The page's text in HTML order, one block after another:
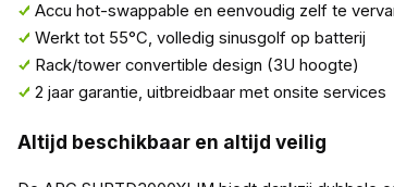
Accu hot-swappable en eenvoudig zelf te
Werkt tot 55°C, volledig sinusgolf op batterij
Rack/tower convertible design (3U hoogte)
2 jaar garantie, uitbreidbaar met onsite services
Altijd beschikbaar en altijd veilig